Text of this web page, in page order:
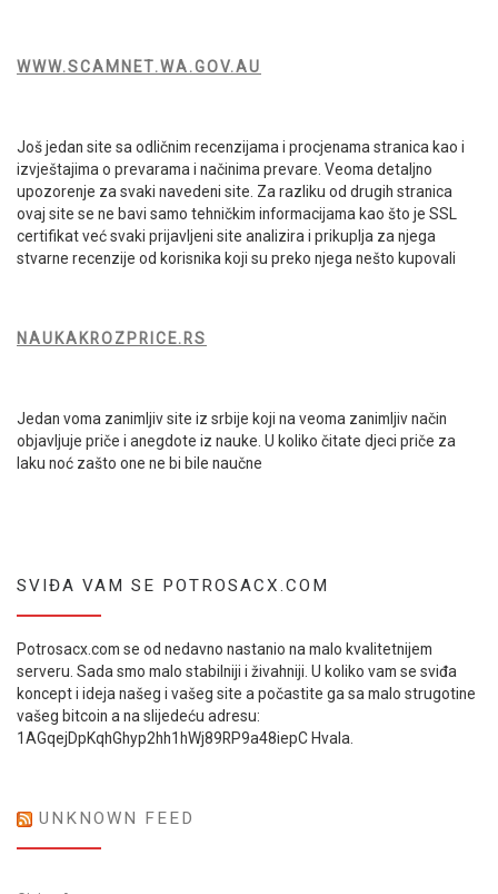
WWW.SCAMNET.WA.GOV.AU
Još jedan site sa odličnim recenzijama i procjenama stranica kao i
izvještajima o prevarama i načinima prevare. Veoma detaljno
upozorenje za svaki navedeni site. Za razliku od drugih stranica
ovaj site se ne bavi samo tehničkim informacijama kao što je SSL
certifikat već svaki prijavljeni site analizira i prikuplja za njega
stvarne recenzije od korisnika koji su preko njega nešto kupovali
NAUKAKROZPRICE.RS
Jedan voma zanimljiv site iz srbije koji na veoma zanimljiv način
objavljuje priče i anegdote iz nauke. U koliko čitate djeci priče za
laku noć zašto one ne bi bile naučne
SVIĐA VAM SE POTROSACX.COM
Potrosacx.com se od nedavno nastanio na malo kvalitetnijem
serveru. Sada smo malo stabilniji i živahniji. U koliko vam se sviđa
koncept i ideja našeg i vašeg site a počastite ga sa malo strugotine
vašeg bitcoin a na slijedeću adresu:
1AGqejDpKqhGhyp2hh1hWj89RP9a48iepC Hvala.
UNKNOWN FEED